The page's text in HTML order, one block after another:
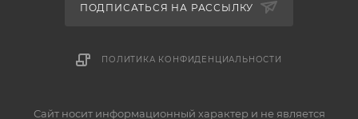
ПОДПИСАТЬСЯ НА РАССЫЛКУ
ПОЛИТИКА КОНФИДЕНЦИАЛЬНОСТИ
Сайт носит информационный характер и не является